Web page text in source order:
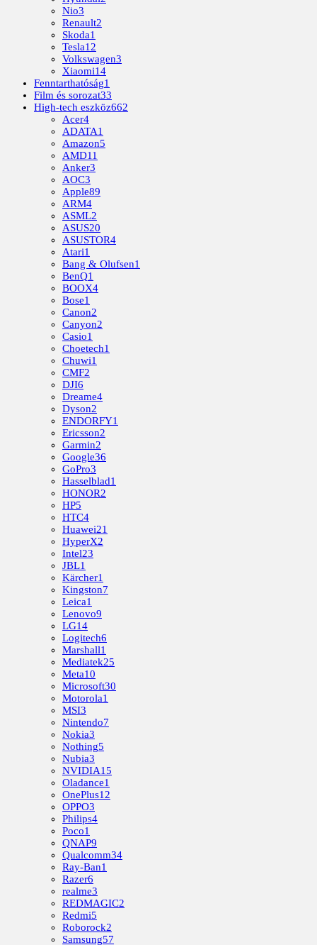
Nio3
Renault2
Skoda1
Tesla12
Volkswagen3
Xiaomi14
Fenntarthatóság1
Film és sorozat33
High-tech eszköz662
Acer4
ADATA1
Amazon5
AMD11
Anker3
AOC3
Apple89
ARM4
ASML2
ASUS20
ASUSTOR4
Atari1
Bang & Olufsen1
BenQ1
BOOX4
Bose1
Canon2
Canyon2
Casio1
Choetech1
Chuwi1
CMF2
DJI6
Dreame4
Dyson2
ENDORFY1
Ericsson2
Garmin2
Google36
GoPro3
Hasselblad1
HONOR2
HP5
HTC4
Huawei21
HyperX2
Intel23
JBL1
Kärcher1
Kingston7
Leica1
Lenovo9
LG14
Logitech6
Marshall1
Mediatek25
Meta10
Microsoft30
Motorola1
MSI3
Nintendo7
Nokia3
Nothing5
Nubia3
NVIDIA15
Oladance1
OnePlus12
OPPO3
Philips4
Poco1
QNAP9
Qualcomm34
Ray-Ban1
Razer6
realme3
REDMAGIC2
Redmi5
Roborock2
Samsung57